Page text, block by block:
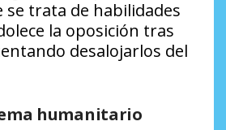
se trata de habilidades
la oposición tras
desalojarlos del
humanitario